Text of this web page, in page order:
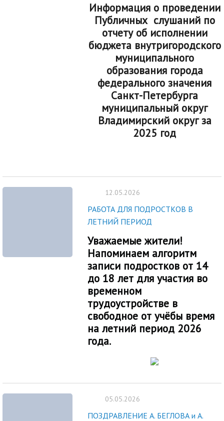
Информация о проведении
Публичных слушаний по
отчету об исполнении
бюджета внутригородского
муниципального
образования города
федерального значения
Санкт-Петербурга
муниципальный округ
Владимирский округ за
2025 год
12.05.2026
РАБОТА ДЛЯ ПОДРОСТКОВ В
ЛЕТНИЙ ПЕРИОД
Уважаемые жители!
Напоминаем алгоритм
записи подростков от 14
до 18 лет для участия во
временном
трудоустройстве в
свободное от учёбы время
на летний период 2026
года.
05.05.2026
ПОЗДРАВЛЕНИЕ А. БЕГЛОВА и А.